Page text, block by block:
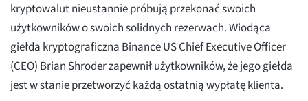
kryptowalut nieustannie próbują przekonać swoich
użytkowników o swoich solidnych rezerwach. Wiodąca
giełda kryptograficzna Binance US Chief Executive Officer
(CEO) Brian Shroder zapewnił użytkowników, że jego giełda
jest w stanie przetworzyć każdą ostatnią wypłatę klienta.